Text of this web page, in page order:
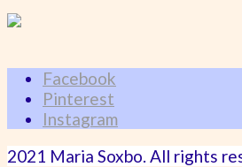
Facebook
Pinterest
Instagram
2021 Maria Soxbo. All rights